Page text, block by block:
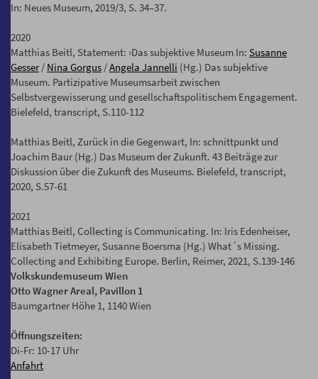
In: Neues Museum, 2019/3, S. 34–37.
2020
Matthias Beitl, Statement: ›Das subjektive Museum In: Susanne
Gesser / Nina Gorgus /Angela Jannelli (Hg.) Das subjektive
Museum. Partizipative Museumsarbeit zwischen
Selbstvergewisserung und gesellschaftspolitischem Engagement.
Bielefeld, transcript, S.110-112
Matthias Beitl, Zurück in die Gegenwart, In: schnittpunkt und
Joachim Baur (Hg.) Das Museum der Zukunft. 43 Beiträge zur
Diskussion über die Zukunft des Museums. Bielefeld, transcript,
2020, S.57-61
2021
Matthias Beitl, Collecting is Communicating. In: Iris Edenheiser,
Elisabeth Tietmeyer, Susanne Boersma (Hg.) What´s Missing.
Collecting and Exhibiting Europe. Berlin, Reimer, 2021, S.139-146
Volkskundemuseum Wien
Otto Wagner Areal, Pavillon 1
Baumgartner Höhe 1, 1140 Wien
Öffnungszeiten:
Di-Fr: 10-17 Uhr
Anfahrt